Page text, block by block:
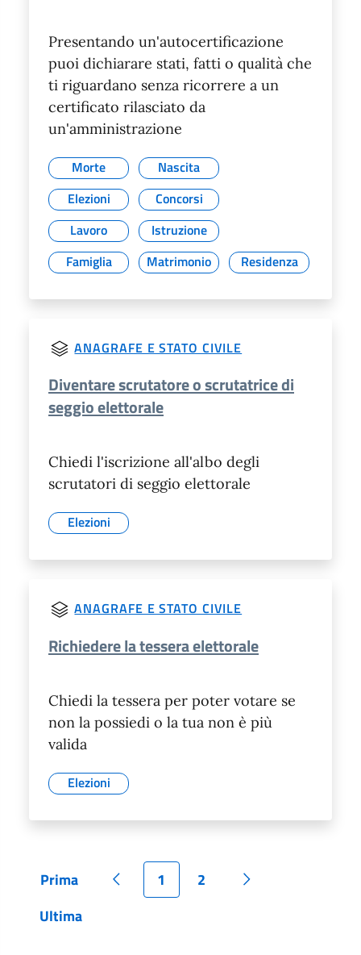
Presentando un'autocertificazione
puoi dichiarare stati, fatti o qualità che
ti riguardano senza ricorrere a un
certificato rilasciato da
un'amministrazione
Morte
Nascita
Elezioni
Concorsi
Lavoro
Istruzione
Famiglia
Matrimonio Residenza
ANAGRAFE E STATO CIVILE
Diventare scrutatore o scrutatrice di
seggio elettorale
Chiedi l'iscrizione all'albo degli
scrutatori di seggio elettorale
Elezioni
ANAGRAFE E STATO CIVILE
Richiedere la tessera elettorale
Chiedi la tessera per poter votare se
non la possiedi o la tua non è più
valida
Elezioni
Pagina
Prima Pagina precedente
Pagina
1 Pagina
2
Pagina successiva
Pagina
Ultima